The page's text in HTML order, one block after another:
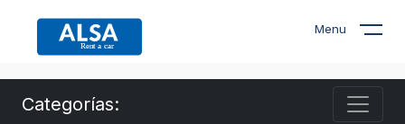
Menu
Categorías: